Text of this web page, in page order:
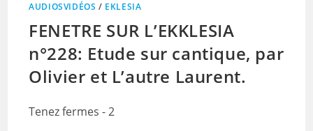
AUDIOSVIDÉOS / EKLESIA
FENETRE SUR L’EKKLESIA
n°228: Etude sur cantique, par
Olivier et L’autre Laurent.
Tenez fermes - 2